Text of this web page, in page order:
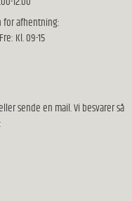
for afhentning:
Kl. 09-15
sende en mail. Vi besvarer så